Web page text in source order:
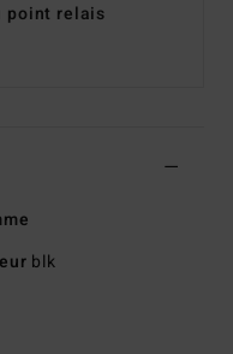
point relais
blk